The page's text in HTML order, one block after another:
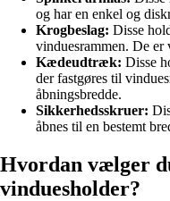
og har en enkel og
Krogbeslag: Disse
vinduesrammen. De er
Kædeudtræk: Disse
der fastgøres til
åbningsbredde.
Sikkerhedsskruer:
åbnes til en bestemt
Hvordan vælger
vinduesholder?